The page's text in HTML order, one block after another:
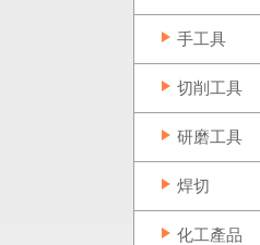
手工具
切削工具
研磨工具
焊切
化工產品